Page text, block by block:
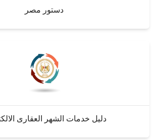
دستور مصر
دليل خدمات الشهر العقارى